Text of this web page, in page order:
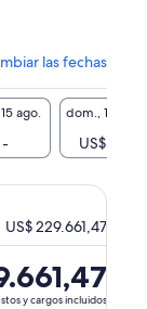
las fechas
ago.
-
dom., 16 ago.
US$ 153
US$ 229.661,47
y cargos incluidos